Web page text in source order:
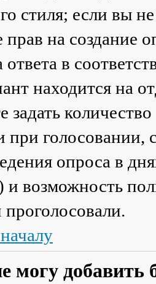
стиля; если вы
прав на создание
ответа в
находится на
задать
при
опроса в
возможность
могу добавить